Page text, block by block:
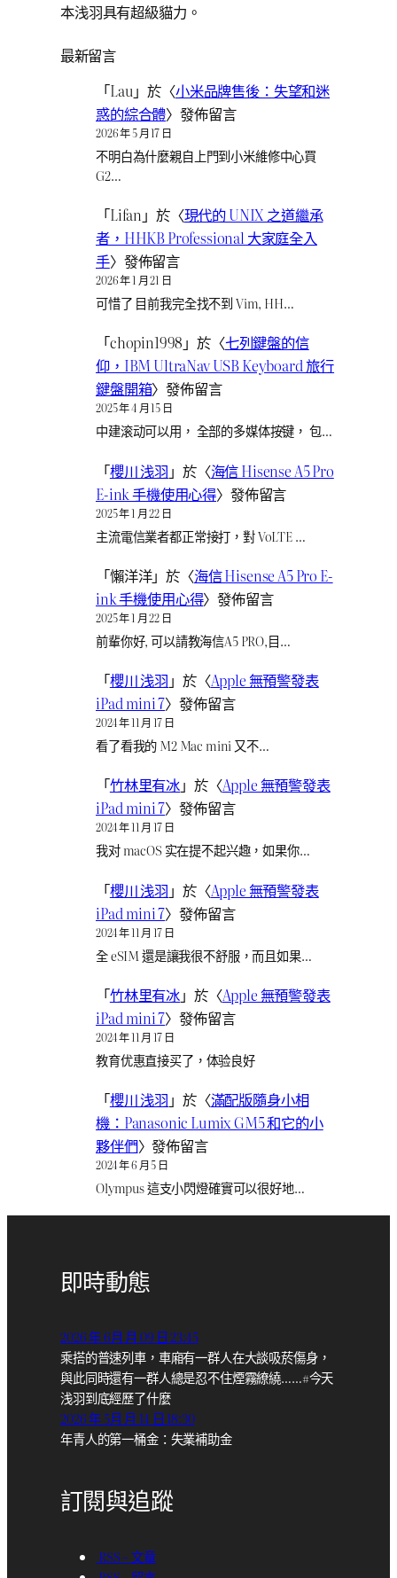
本浅羽具有超級貓力。
最新留言
「Lau」於〈小米品牌售後：失望和迷
惑的綜合體〉發佈留言
2026 年 5 月 17 日
不明白為什麼親自上門到小米維修中心買
G2…
「Lifan 」於〈現代的 UNIX 之道繼承
者，HHKB Professional 大家庭全入
手〉發佈留言
2026 年 1 月 21 日
可惜了 目前我完全找不到 Vim, HH…
「chopin1998 」於〈七列鍵盤的信
仰，IBM UltraNav USB Keyboard 旅行
鍵盤開箱〉發佈留言
2025 年 4 月 15 日
中建滚动可以用， 全部的多媒体按键， 包…
「櫻川 浅羽 」於〈海信 Hisense A5 Pro
E-ink 手機使用心得〉發佈留言
2025 年 1 月 22 日
主流電信業者都正常接打，對 VoLTE …
「懶洋洋」於〈海信 Hisense A5 Pro E-
ink 手機使用心得〉發佈留言
2025 年 1 月 22 日
前輩你好, 可以請教海信A5 PRO,目…
「櫻川 浅羽 」於〈Apple 無預警發表
iPad mini 7〉發佈留言
2024 年 11 月 17 日
看了看我的 M2 Mac mini 又不…
「竹林里有冰」於〈Apple 無預警發表
iPad mini 7〉發佈留言
2024 年 11 月 17 日
我对 macOS 实在提不起兴趣，如果你…
「櫻川 浅羽 」於〈Apple 無預警發表
iPad mini 7〉發佈留言
2024 年 11 月 17 日
全 eSIM 還是讓我很不舒服，而且如果…
「竹林里有冰」於〈Apple 無預警發表
iPad mini 7〉發佈留言
2024 年 11 月 17 日
教育优惠直接买了，体验良好
「櫻川 浅羽 」於〈滿配版隨身小相
機：Panasonic Lumix GM5 和它的小
夥伴們〉發佈留言
2024 年 6 月 5 日
Olympus 這支小閃燈確實可以很好地…
即時動態
2026 年 6月 月 09 日 23:45
乘搭的普速列車，車廂有一群人在大談吸菸傷身，
與此同時還有一群人總是忍不住煙霧繚繞……#今天
浅羽到底經歷了什麼
2026 年 5月 月 14 日 18:30
年青人的第一桶金：失業補助金
訂閱與追蹤
RSS – 文章